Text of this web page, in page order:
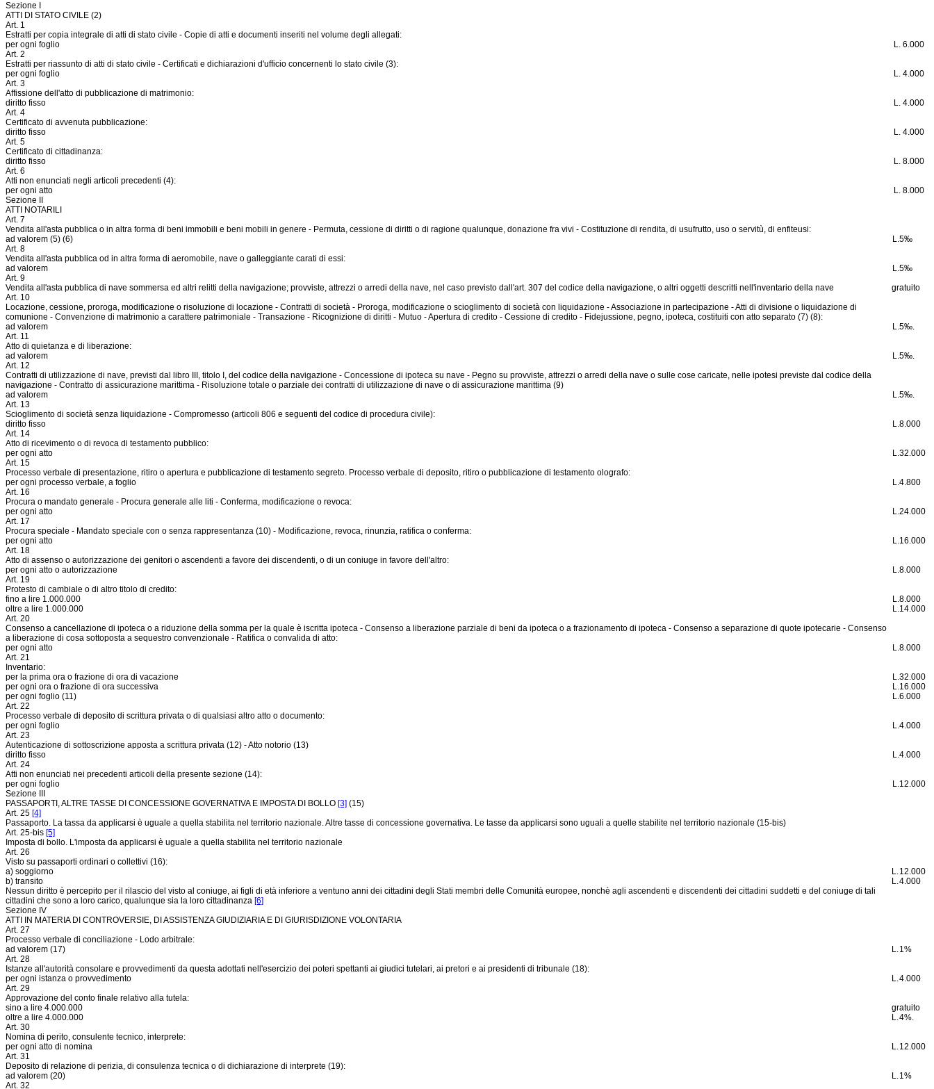
Sezione I
ATTI DI STATO CIVILE (2)
Art. 1
Estratti per copia integrale di atti di stato civile - Copie di atti e documenti inseriti nel volume degli allegati:
per ogni foglio
L. 6.000
Art. 2
Estratti per riassunto di atti di stato civile - Certificati e dichiarazioni d'ufficio concernenti lo stato civile (3):
per ogni foglio
L. 4.000
Art. 3
Affissione dell'atto di pubblicazione di matrimonio:
diritto fisso
L. 4.000
Art. 4
Certificato di avvenuta pubblicazione:
diritto fisso
L. 4.000
Art. 5
Certificato di cittadinanza:
diritto fisso
L. 8.000
Art. 6
Atti non enunciati negli articoli precedenti (4):
per ogni atto
L. 8.000
Sezione II
ATTI NOTARILI
Art. 7
Vendita all'asta pubblica o in altra forma di beni immobili e beni mobili in genere - Permuta, cessione di diritti o di ragione qualunque, donazione fra vivi - Costituzione di rendita, di usufrutto, uso o servitù, di enfiteusi:
ad valorem (5) (6)
L.5‰
Art. 8
Vendita all'asta pubblica od in altra forma di aeromobile, nave o galleggiante carati di essi:
ad valorem
L.5‰
Art. 9
Vendita all'asta pubblica di nave sommersa ed altri relitti della navigazione; provviste, attrezzi o arredi della nave, nel caso previsto dall'art. 307 del codice della navigazione, o altri oggetti descritti nell'inventario della nave
gratuito
Art. 10
Locazione, cessione, proroga, modificazione o risoluzione di locazione - Contratti di società - Proroga, modificazione o scioglimento di società con liquidazione - Associazione in partecipazione - Atti di divisione o liquidazione di
comunione - Convenzione di matrimonio a carattere patrimoniale - Transazione - Ricognizione di diritti - Mutuo - Apertura di credito - Cessione di credito - Fidejussione, pegno, ipoteca, costituiti con atto separato (7) (8):
ad valorem
L.5‰.
Art. 11
Atto di quietanza e di liberazione:
ad valorem
L.5‰.
Art. 12
Contratti di utilizzazione di nave, previsti dal libro III, titolo I, del codice della navigazione - Concessione di ipoteca su nave - Pegno su provviste, attrezzi o arredi della nave o sulle cose caricate, nelle ipotesi previste dal codice della
navigazione - Contratto di assicurazione marittima - Risoluzione totale o parziale dei contratti di utilizzazione di nave o di assicurazione marittima (9)
ad valorem
L.5‰.
Art. 13
Scioglimento di società senza liquidazione - Compromesso (articoli 806 e seguenti del codice di procedura civile):
diritto fisso
L.8.000
Art. 14
Atto di ricevimento o di revoca di testamento pubblico:
per ogni atto
L.32.000
Art. 15
Processo verbale di presentazione, ritiro o apertura e pubblicazione di testamento segreto. Processo verbale di deposito, ritiro o pubblicazione di testamento olografo:
per ogni processo verbale, a foglio
L.4.800
Art. 16
Procura o mandato generale - Procura generale alle liti - Conferma, modificazione o revoca:
per ogni atto
L.24.000
Art. 17
Procura speciale - Mandato speciale con o senza rappresentanza (10) - Modificazione, revoca, rinunzia, ratifica o conferma:
per ogni atto
L.16.000
Art. 18
Atto di assenso o autorizzazione dei genitori o ascendenti a favore dei discendenti, o di un coniuge in favore dell'altro:
per ogni atto o autorizzazione
L.8.000
Art. 19
Protesto di cambiale o di altro titolo di credito:
fino a lire 1.000.000
L.8.000
oltre a lire 1.000.000
L.14.000
Art. 20
Consenso a cancellazione di ipoteca o a riduzione della somma per la quale è iscritta ipoteca - Consenso a liberazione parziale di beni da ipoteca o a frazionamento di ipoteca - Consenso a separazione di quote ipotecarie - Consenso
a liberazione di cosa sottoposta a sequestro convenzionale - Ratifica o convalida di atto:
per ogni atto
L.8.000
Art. 21
Inventario:
per la prima ora o frazione di ora di vacazione
L.32.000
per ogni ora o frazione di ora successiva
L.16.000
per ogni foglio (11)
L.6.000
Art. 22
Processo verbale di deposito di scrittura privata o di qualsiasi altro atto o documento:
per ogni foglio
L.4.000
Art. 23
Autenticazione di sottoscrizione apposta a scrittura privata (12) - Atto notorio (13)
diritto fisso
L.4.000
Art. 24
Atti non enunciati nei precedenti articoli della presente sezione (14):
per ogni foglio
L.12.000
Sezione III
PASSAPORTI, ALTRE TASSE DI CONCESSIONE GOVERNATIVA E IMPOSTA DI BOLLO [3] (15)
Art. 25 [4]
Passaporto. La tassa da applicarsi è uguale a quella stabilita nel territorio nazionale. Altre tasse di concessione governativa. Le tasse da applicarsi sono uguali a quelle stabilite nel territorio nazionale (15-bis)
Art. 25-bis [5]
Imposta di bollo. L'imposta da applicarsi è uguale a quella stabilita nel territorio nazionale
Art. 26
Visto su passaporti ordinari o collettivi (16):
a) soggiorno
L.12.000
b) transito
L.4.000
Nessun diritto è percepito per il rilascio del visto al coniuge, ai figli di età inferiore a ventuno anni dei cittadini degli Stati membri delle Comunità europee, nonchè agli ascendenti e discendenti dei cittadini suddetti e del coniuge di tali
cittadini che sono a loro carico, qualunque sia la loro cittadinanza [6]
Sezione IV
ATTI IN MATERIA DI CONTROVERSIE, DI ASSISTENZA GIUDIZIARIA E DI GIURISDIZIONE VOLONTARIA
Art. 27
Processo verbale di conciliazione - Lodo arbitrale:
ad valorem (17)
L.1%
Art. 28
Istanze all'autorità consolare e provvedimenti da questa adottati nell'esercizio dei poteri spettanti ai giudici tutelari, ai pretori e ai presidenti di tribunale (18):
per ogni istanza o provvedimento
L.4.000
Art. 29
Approvazione del conto finale relativo alla tutela:
sino a lire 4.000.000
gratuito
oltre a lire 4.000.000
L.4%.
Art. 30
Nomina di perito, consulente tecnico, interprete:
per ogni atto di nomina
L.12.000
Art. 31
Deposito di relazione di perizia, di consulenza tecnica o di dichiarazione di interprete (19):
ad valorem (20)
L.1%
Art. 32